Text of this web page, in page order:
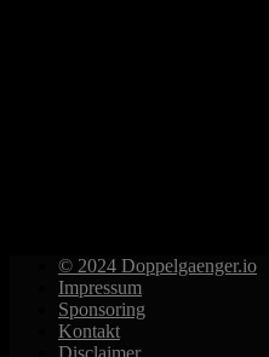
© 2024 Doppelgaenger.io
Impressum
Sponsoring
Kontakt